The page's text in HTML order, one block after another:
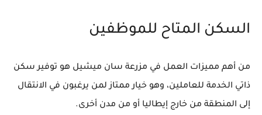
السكن المتاح للموظفين
من أهم مميزات العمل في مزرعة سان ميشيل هو توفيرسكن
ذاتي الخدمة للعاملين، وهو خيار ممتاز لمن يرغبون في الانتقال
إلى المنطقة من خارج إيطاليا أو من مدن أخرى.